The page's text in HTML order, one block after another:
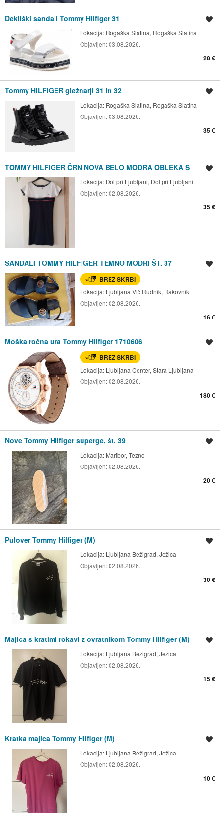
Dekliški sandali Tommy Hilfiger 31
Lokacija: Rogaška Slatina, Rogaška Slatina
Objavljen:03.08.2026.
28 €
Tommy HILFIGER gležnarji 31 in 32
Lokacija: Rogaška Slatina, Rogaška Slatina
Objavljen:03.08.2026.
35 €
TOMMY HILFIGER ČRN NOVA BELO MODRA OBLEKA S
Lokacija: Dol pri Ljubljani, Dol pri Ljubljani
Objavljen:02.08.2026.
35 €
SANDALI TOMMY HILFIGER TEMNO MODRI ŠT. 37
BREZ SKRBI
Lokacija: Ljubljana Vič Rudnik, Rakovnik
Objavljen:02.08.2026.
16 €
Moška ročna ura Tommy Hilfiger 1710606
BREZ SKRBI
Lokacija: Ljubljana Center, Stara Ljubljana
Objavljen:02.08.2026.
180 €
Nove Tommy Hilfiger superge, št. 39
Lokacija: Maribor, Tezno
Objavljen:02.08.2026.
20 €
Pulover Tommy Hilfiger (M)
Lokacija: Ljubljana Bežigrad, Ježica
Objavljen:02.08.2026.
30 €
Majica s kratimi rokavi z ovratnikom Tommy Hilfiger (M)
Lokacija: Ljubljana Bežigrad, Ježica
Objavljen:02.08.2026.
15 €
Kratka majica Tommy Hilfiger (M)
Lokacija: Ljubljana Bežigrad, Ježica
Objavljen:02.08.2026.
10 €